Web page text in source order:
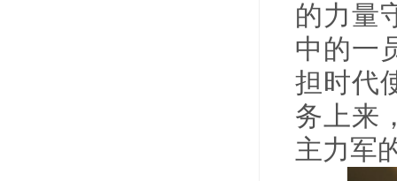
的力量
中的一
担时代
务上来
主力军